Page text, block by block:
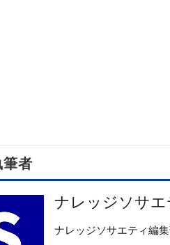
筆者
ナレッジソサエ
ナレッジソサエティ編